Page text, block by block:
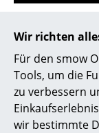
Wir richten
Für den smow
Tools, um die
zu verbessern
wir bestimmte
Wandleuchten